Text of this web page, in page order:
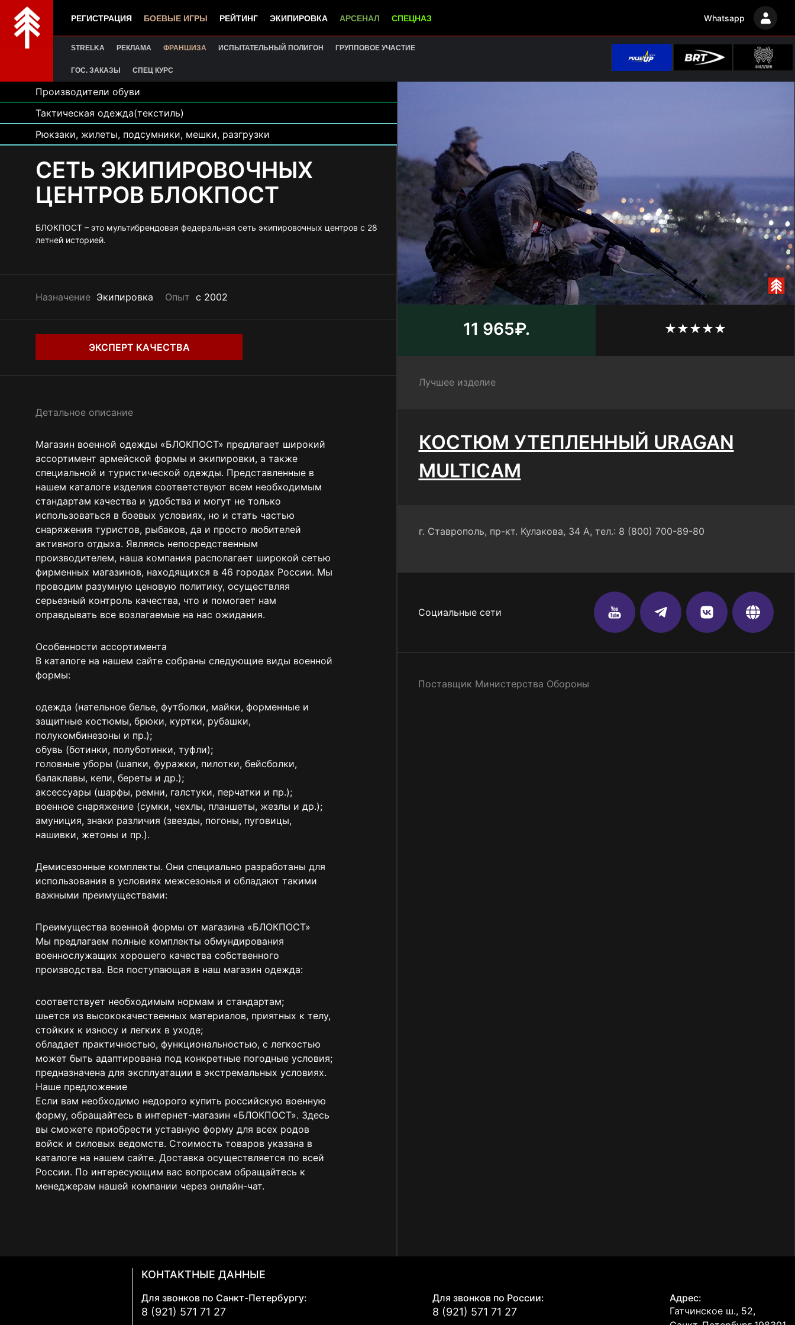
РЕГИСТРАЦИЯ БОЕВЫЕ ИГРЫ РЕЙТИНГ ЭКИПИРОВКА АРСЕНАЛ СПЕЦНАЗ Whatsapp
STRELKA РЕКЛАМА ФРАНШИЗА ИСПЫТАТЕЛЬНЫЙ ПОЛИГОН ГРУППОВОЕ УЧАСТИЕ
ГОС. ЗАКАЗЫ СПЕЦ КУРС
Производители обуви
Тактическая одежда(текстиль)
Рюкзаки, жилеты, подсумники, мешки, разгрузки
СЕТЬ ЭКИПИРОВОЧНЫХ
ЦЕНТРОВ БЛОКПОСТ
БЛОКПОСТ – это мультибрендовая федеральная сеть экипировочных центров с 28
летней историей.
Назначение Экипировка Опыт с 2002
ЭКСПЕРТ КАЧЕСТВА
Детальное описание
Магазин военной одежды «БЛОКПОСТ» предлагает широкий
ассортимент армейской формы и экипировки, а также
специальной и туристической одежды. Представленные в
нашем каталоге изделия соответствуют всем необходимым
стандартам качества и удобства и могут не только
использоваться в боевых условиях, но и стать частью
снаряжения туристов, рыбаков, да и просто любителей
активного отдыха. Являясь непосредственным
производителем, наша компания располагает широкой сетью
фирменных магазинов, находящихся в 46 городах России. Мы
проводим разумную ценовую политику, осуществляя
серьезный контроль качества, что и помогает нам
оправдывать все возлагаемые на нас ожидания.
Особенности ассортимента
В каталоге на нашем сайте собраны следующие виды военной
формы:
одежда (нательное белье, футболки, майки, форменные и
защитные костюмы, брюки, куртки, рубашки,
полукомбинезоны и пр.);
обувь (ботинки, полуботинки, туфли);
головные уборы (шапки, фуражки, пилотки, бейсболки,
балаклавы, кепи, береты и др.);
аксессуары (шарфы, ремни, галстуки, перчатки и пр.);
военное снаряжение (сумки, чехлы, планшеты, жезлы и др.);
амуниция, знаки различия (звезды, погоны, пуговицы,
нашивки, жетоны и пр.).
Демисезонные комплекты. Они специально разработаны для
использования в условиях межсезонья и обладают такими
важными преимуществами:
Преимущества военной формы от магазина «БЛОКПОСТ»
Мы предлагаем полные комплекты обмундирования
военнослужащих хорошего качества собственного
производства. Вся поступающая в наш магазин одежда:
соответствует необходимым нормам и стандартам;
шьется из высококачественных материалов, приятных к телу,
стойких к износу и легких в уходе;
обладает практичностью, функциональностью, с легкостью
может быть адаптирована под конкретные погодные условия;
предназначена для эксплуатации в экстремальных условиях.
Наше предложение
Если вам необходимо недорого купить российскую военную
форму, обращайтесь в интернет-магазин «БЛОКПОСТ». Здесь
вы сможете приобрести уставную форму для всех родов
войск и силовых ведомств. Стоимость товаров указана в
каталоге на нашем сайте. Доставка осуществляется по всей
России. По интересующим вас вопросам обращайтесь к
менеджерам нашей компании через онлайн-чат.
11 965₽.
Лучшее изделие
КОСТЮМ УТЕПЛЕННЫЙ URAGAN
MULTICAM
г. Ставрополь, пр-кт. Кулакова, 34 А, тел.: 8 (800) 700-89-80
Социальные сети
Поставщик Министерства Обороны
КОНТАКТНЫЕ ДАННЫЕ
Для звонков по Санкт-Петербургу:
8 (921) 571 71 27
Для звонков по России:
8 (921) 571 71 27
Адрес:
Гатчинское ш., 52,